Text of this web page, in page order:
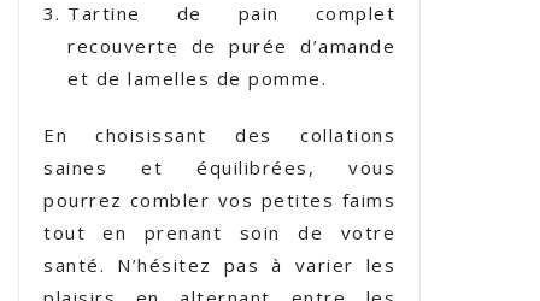
Tartine de pain complet
recouverte de purée d’amande
et de lamelles de pomme.
En choisissant des collations
saines et équilibrées, vous
pourrez combler vos petites faims
tout en prenant soin de votre
santé. N’hésitez pas à varier les